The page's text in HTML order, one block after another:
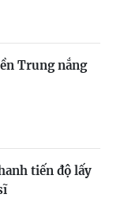
Trung nắng
tiến độ lấy